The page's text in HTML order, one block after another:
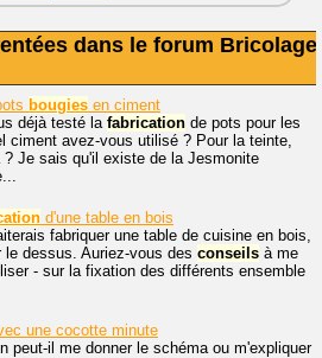
dans le forum Bricolage
bougies en ciment
déjà testé la fabrication de pots pour les
ciment avez-vous utilisé ? Pour la teinte,
Je sais qu'il existe de la Jesmonite
d'une table en bois
fabriquer une table de cuisine en bois,
dessus. Auriez-vous des conseils à me
- sur la fixation des différents ensemble
une cocotte minute
peut-il me donner le schéma ou m'expliquer